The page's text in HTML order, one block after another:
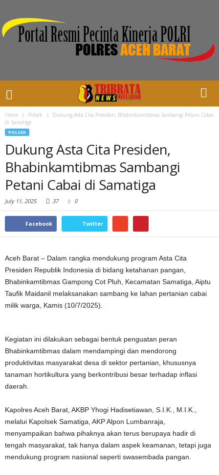
Home Polsek
Dukung Asta Cita Presiden, Bhabinkamtibmas Sambangi Petani Cabai
di Samatiga
POLSEK
Dukung Asta Cita Presiden,
Bhabinkamtibmas Sambangi
Petani Cabai di Samatiga
July 11, 2025 37 0
Facebook Twitter
Aceh Barat – Dalam rangka mendukung program Asta Cita
Presiden Republik Indonesia di bidang ketahanan pangan,
Bhabinkamtibmas Gampong Cot Pluh, Kecamatan Samatiga, Aiptu
Taufik Maidanil melaksanakan sambang ke lahan pertanian cabai
milik warga, Kamis (10/7/2025).
Kegiatan ini dilakukan sebagai bentuk penguatan peran
Bhabinkamtibmas dalam mendampingi dan mendorong
produktivitas masyarakat desa di sektor pertanian, khususnya
tanaman hortikultura yang berkontribusi besar terhadap inflasi
daerah.
Kapolres Aceh Barat, AKBP Yhogi Hadisetiawan, S.I.K., M.I.K.,
melalui Kapolsek Samatiga, AKP Alpon Lumbanraja,
menyampaikan bahwa pihaknya akan terus berupaya hadir di
tengah masyarakat, tak hanya dalam aspek keamanan, tetapi juga
mendukung program nasional seperti swasembada pangan.